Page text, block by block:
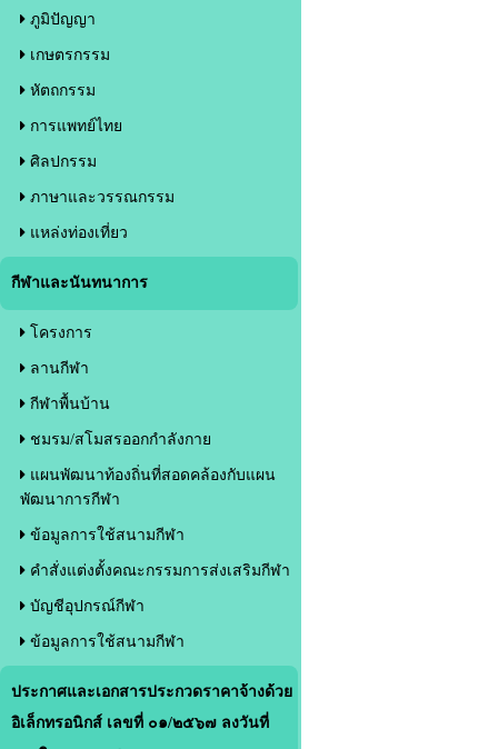
ภูมิปัญญา
เกษตรกรรม
หัตถกรรม
การแพทย์ไทย
ศิลปกรรม
ภาษาและวรรณกรรม
แหล่งท่องเที่ยว
กีฬาและนันทนาการ
โครงการ
ลานกีฬา
กีฬาพื้นบ้าน
ชมรม/สโมสรออกกำลังกาย
แผนพัฒนาท้องถิ่นที่สอดคล้องกับแผน
พัฒนาการกีฬา
ข้อมูลการใช้สนามกีฬา
คำสั่งแต่งตั้งคณะกรรมการส่งเสริมกีฬา
บัญชีอุปกรณ์กีฬา
ข้อมูลการใช้สนามกีฬา
ประกาศและเอกสารประกวดราคาจ้างด้วย
อิเล็กทรอนิกส์ เลขที่ ๐๑/๒๕๖๗ ลงวันที่